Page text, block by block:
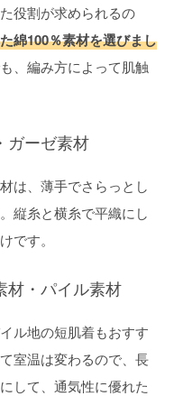
役割が求められるの
綿100％素材を選びまし
、編み方によって肌触
ガーゼ素材
は、薄手でさらっとし
縦糸と横糸で平織にし
です。
材・パイル素材
ル地の短肌着もおすす
室温は変わるので、長
して、通気性に優れた